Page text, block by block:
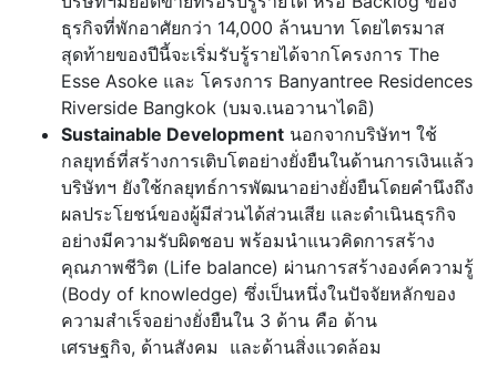
ธุรกิจที่พักอาศัยกว่า 14,000 ล้านบาท โดยไตรมาส
สุดท้ายของปีนี้จะเริ่มรับรู้รายได้จากโครงการ The
Esse Asoke และ โครงการ Banyantree Residences
Riverside Bangkok (บมจ.เนอวานาไดอิ)
Sustainable Development นอกจากบริษัทฯ ใช้
กลยุทธ์ที่สร้างการเติบโตอย่างยั่งยืนในด้านการเงินแล้ว
บริษัทฯ ยังใช้กลยุทธ์การพัฒนาอย่างยั่งยืนโดยคำนึงถึง
ผลประโยชน์ของผู้มีส่วนได้ส่วนเสีย และดำเนินธุรกิจ
อย่างมีความรับผิดชอบ พร้อมนำแนวคิดการสร้าง
คุณภาพชีวิต (Life balance) ผ่านการสร้างองค์ความรู้
(Body of knowledge) ซึ่งเป็นหนึ่งในปัจจัยหลักของ
ความสำเร็จอย่างยั่งยืนใน 3 ด้าน คือ ด้าน
เศรษฐกิจ, ด้านสังคม และด้านสิ่งแวดล้อม